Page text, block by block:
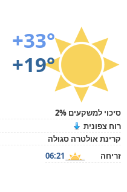
+33°
+19°
סיכוי למשקעים 2%
רוח צפונית
קרינת אולטרה סגולה
זריחה
06:21